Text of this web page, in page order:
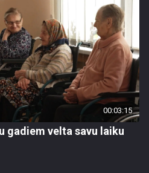
00:03:15
gadiem velta savu laiku